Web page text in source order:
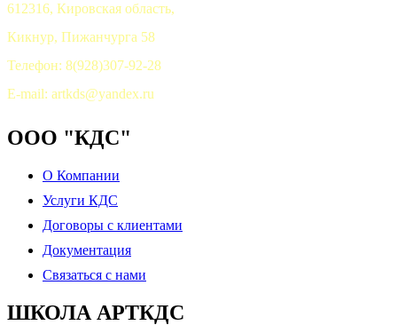
612316, Кировская область,
Кикнур, Пижанчурга 58
Телефон: 8(928)307-92-28
E-mail: artkds@yandex.ru
ООО "КДС"
О Компании
Услуги КДС
Договоры с клиентами
Документация
Связаться с нами
ШКОЛА АРТКДС